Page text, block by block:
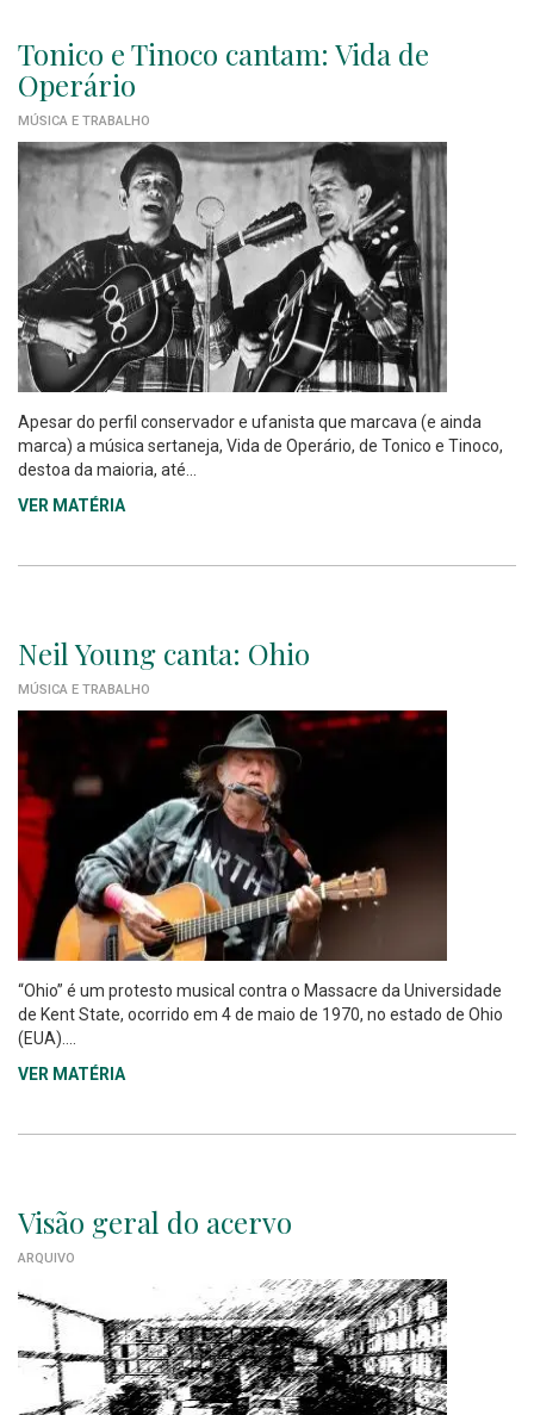
Tonico e Tinoco cantam: Vida de
Operário
MÚSICA E TRABALHO
Apesar do perfil conservador e ufanista que marcava (e ainda
marca) a música sertaneja, Vida de Operário, de Tonico e Tinoco,
destoa da maioria, até...
VER MATÉRIA
Neil Young canta: Ohio
MÚSICA E TRABALHO
“Ohio” é um protesto musical contra o Massacre da Universidade
de Kent State, ocorrido em 4 de maio de 1970, no estado de Ohio
(EUA)....
VER MATÉRIA
Visão geral do acervo
ARQUIVO